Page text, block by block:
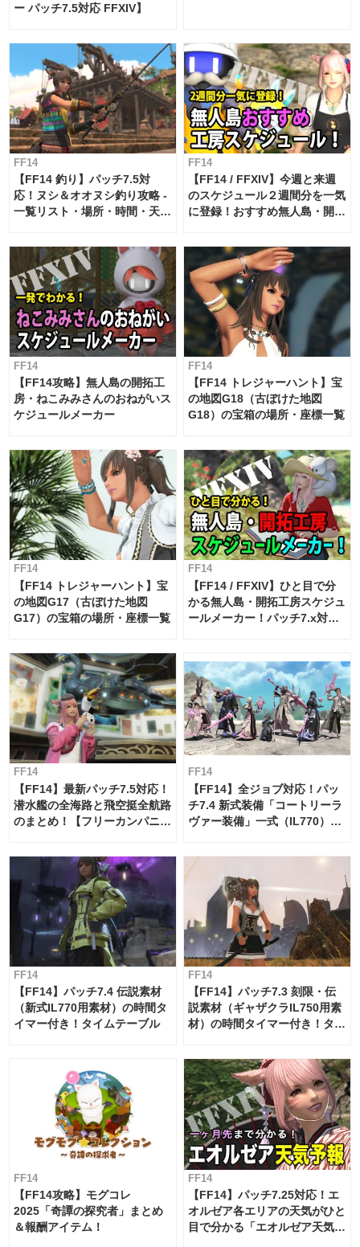
ー パッチ7.5対応 FFXIV】
FF14
【FF14 釣り】パッチ7.5対
応！ヌシ＆オオヌシ釣り攻略 -
一覧リスト・場所・時間・天
FF14
【FF14 / FFXIV】今週と来週
のスケジュール２週間分を一気
に登録！おすすめ無人島・開拓
FF14
【FF14攻略】無人島の開拓工
房・ねこみみさんのおねがいス
ケジュールメーカー
FF14
【FF14 トレジャーハント】宝
の地図G18（古ぼけた地図
G18）の宝箱の場所・座標一覧
FF14
【FF14 トレジャーハント】宝
の地図G17（古ぼけた地図
G17）の宝箱の場所・座標一覧
FF14
【FF14 / FFXIV】ひと目で分
かる無人島・開拓工房スケジュ
ールメーカー！パッチ7.x対応
FF14
【FF14】最新パッチ7.5対応！
潜水艦の全海路と飛空挺全航路
のまとめ！【フリーカンパニ
FF14
【FF14】全ジョブ対応！パッ
チ7.4 新式装備「コートリーラ
ヴァー装備」一式（IL770）の
FF14
【FF14】パッチ7.4 伝説素材
（新式IL770用素材）の時間タ
イマー付き！タイムテーブル
FF14
【FF14】パッチ7.3 刻限・伝
説素材（ギャザクラIL750用素
材）の時間タイマー付き！タイ
FF14
【FF14攻略】モグコレ
2025「奇譚の探究者」まとめ
＆報酬アイテム！
FF14
【FF14】パッチ7.25対応！エ
オルゼア各エリアの天気がひと
目で分かる「エオルゼア天気予